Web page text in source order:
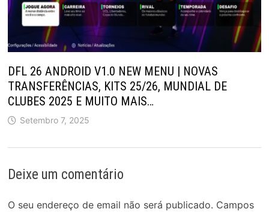
DFL 26 ANDROID V1.0 NEW MENU | NOVAS
TRANSFERÊNCIAS, KITS 25/26, MUNDIAL DE
CLUBES 2025 E MUITO MAIS…
Setembro 7, 2025
Deixe um comentário
O seu endereço de email não será publicado. Campos